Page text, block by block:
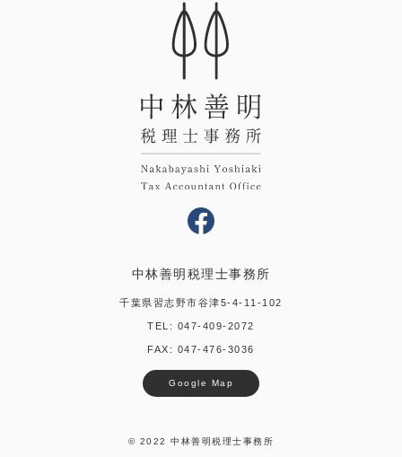
中林善明税理士事務所
千葉県習志野市谷津5-4-11-102
TEL: 047-409-2072
FAX: 047-476-3036
Google Map
© 2022 中林善明税理士事務所